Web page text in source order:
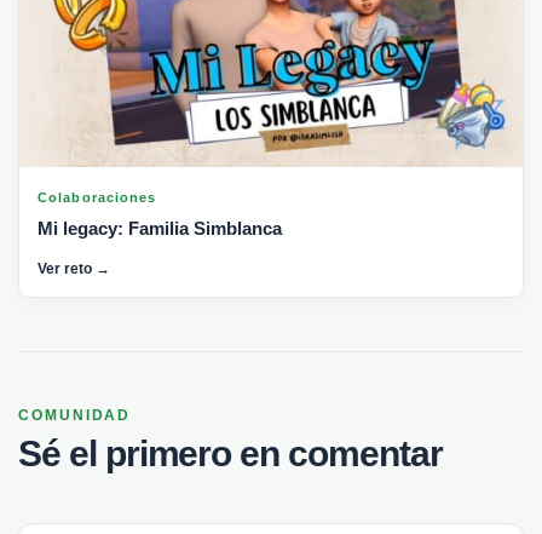
Colaboraciones
Mi legacy: Familia Simblanca
Ver reto →
COMUNIDAD
Sé el primero en comentar